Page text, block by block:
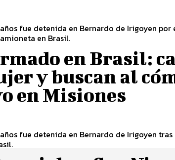
fue detenida en Bernardo de Irigoyen por
en Brasil.
en Brasil:
y buscan al
en Misiones
fue detenida en Bernardo de Irigoyen